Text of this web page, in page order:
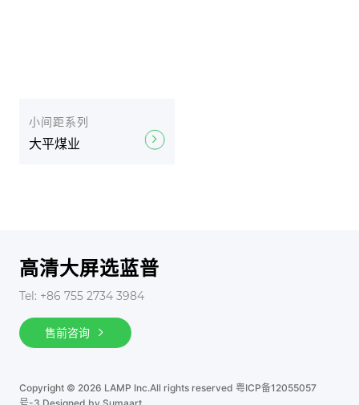
小间距系列
大平煤业
高清大屏选蓝普
Tel: +86 755 2734 3984
售前咨询
Copyright © 2026 LAMP Inc.All rights reserved 粤ICP备12055057